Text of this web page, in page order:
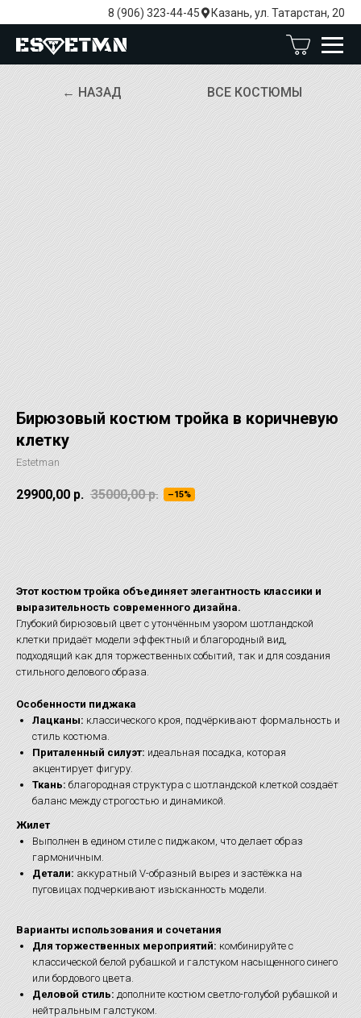
8 (906) 323-44-45 Казань, ул. Татарстан, 20
ВСЕ КОСТЮМЫ
← НАЗАД
Бирюзовый костюм тройка в коричневую
клетку
Estetman
29900,00 р. 35000,00 р. –15%
ОТЛОЖИТЬ НА ПРИМЕРКУ
Этот костюм тройка объединяет элегантность классики и
выразительность современного дизайна.
Глубокий бирюзовый цвет с утончённым узором шотландской
клетки придаёт модели эффектный и благородный вид,
подходящий как для торжественных событий, так и для создания
стильного делового образа.
Особенности пиджака
Лацканы:классического кроя, подчёркивают формальность и
стиль костюма.
Приталенный силуэт:идеальная посадка, которая
акцентирует фигуру.
Ткань: благородная структура с шотландской клеткой создаёт
баланс между строгостью и динамикой.
Жилет
Выполнен в едином стиле с пиджаком, что делает образ
гармоничным.
Детали:аккуратный V-образный вырез и застёжка на
пуговицах подчеркивают изысканность модели.
Варианты использования и сочетания
Для торжественных мероприятий:комбинируйте с
классической белой рубашкой и галстуком насыщенного синего
или бордового цвета.
Деловой стиль:дополните костюм светло-голубой рубашкой и
нейтральным галстуком.